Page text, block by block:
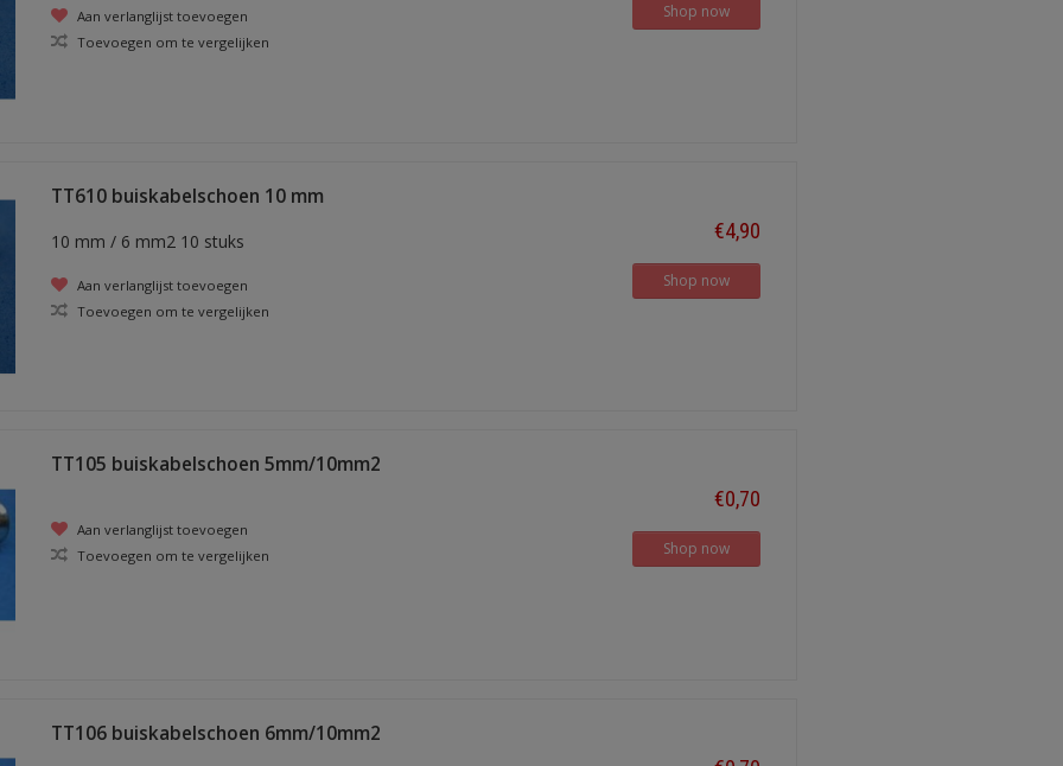
Aan verlanglijst toevoegen
Toevoegen om te vergelijken
Shop now
TT610 buiskabelschoen 10 mm
10 mm / 6 mm2 10 stuks
Aan verlanglijst toevoegen
Toevoegen om te vergelijken
€4,90
Shop now
TT105 buiskabelschoen 5mm/10mm2
Aan verlanglijst toevoegen
Toevoegen om te vergelijken
€0,70
Shop now
TT106 buiskabelschoen 6mm/10mm2